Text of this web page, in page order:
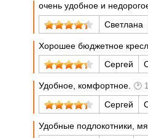
очень удобное и
Светлана
Хорошее бюджетное
Сергей
Удобное, комфортное.
Сергей
Удобные подлокотники,